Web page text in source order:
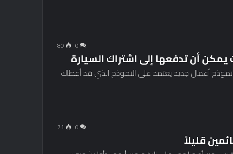
0
80
نموذج أعمال جديد يعتمد على النموذج الذي قد أعطاك
0
71
قليلاً